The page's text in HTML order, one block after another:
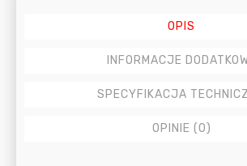
OPIS
INFORMACJE
SPECYFIKACJA
OPINIE (0)